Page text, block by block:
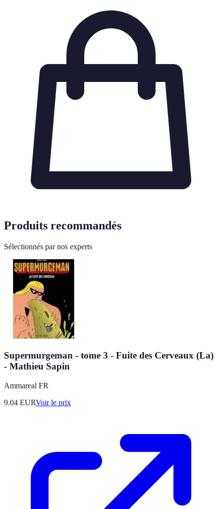
Produits recommandés
Sélectionnés par nos experts
Supermurgeman - tome 3 - Fuite des Cerveaux (La)
- Mathieu Sapin
Ammareal FR
9.04 EURVoir le prix